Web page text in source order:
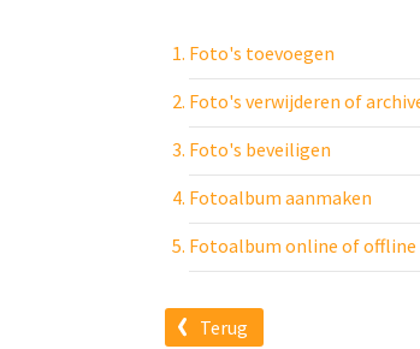
Foto's toevoegen
Foto's verwijderen of
Foto's beveiligen
Fotoalbum aanmaken
Fotoalbum online of
Terug